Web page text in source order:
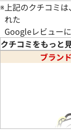
※ 上記のクチコミ
れた
Googleレビューに
クチコミをもっと
ブラン